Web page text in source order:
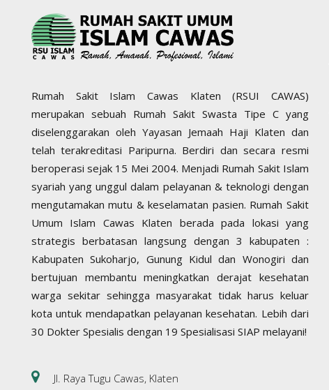
Rumah Sakit Islam Cawas Klaten (RSUI CAWAS)
merupakan sebuah Rumah Sakit Swasta Tipe C yang
diselenggarakan oleh Yayasan Jemaah Haji Klaten dan
telah terakreditasi Paripurna. Berdiri dan secara resmi
beroperasi sejak 15 Mei 2004. Menjadi Rumah Sakit Islam
syariah yang unggul dalam pelayanan & teknologi dengan
mengutamakan mutu & keselamatan pasien. Rumah Sakit
Umum Islam Cawas Klaten berada pada lokasi yang
strategis berbatasan langsung dengan 3 kabupaten :
Kabupaten Sukoharjo, Gunung Kidul dan Wonogiri dan
bertujuan membantu meningkatkan derajat kesehatan
warga sekitar sehingga masyarakat tidak harus keluar
kota untuk mendapatkan pelayanan kesehatan. Lebih dari
30 Dokter Spesialis dengan 19 Spesialisasi SIAP melayani!
Jl. Raya Tugu Cawas, Klaten